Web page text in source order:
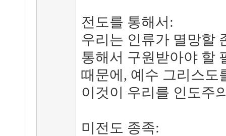
전도를 통해서:
우리는 인류가 멸망할
통해서 구원받아야 할
때문에, 예수 그리스도
이것이 우리를 인도주
미전도 종족: